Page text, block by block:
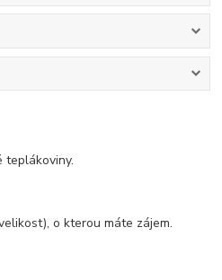
teplákoviny.
o kterou máte zájem.